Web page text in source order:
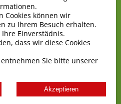
Cookies können wir
zu Ihrem Besuch erhalten.
Einverstädnis.
dass wir diese Cookies
Sie bitte unserer
Akzeptieren